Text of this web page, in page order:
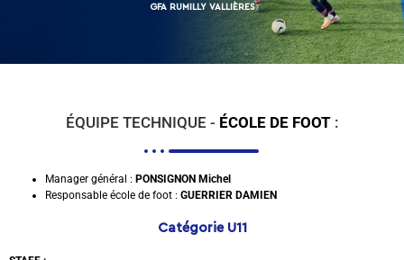
GFA RUMILLY VALLIÈRES
ÉQUIPE TECHNIQUE - ÉCOLE DE FOOT :
Manager général : PONSIGNON Michel
Responsable école de foot : GUERRIER DAMIEN
Catégorie U11